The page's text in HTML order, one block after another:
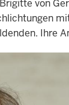
von
Ihre